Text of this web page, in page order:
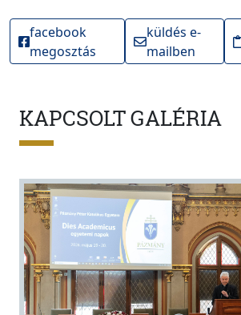
facebook
megosztás
küldés e-
mailben
KAPCSOLT GALÉRIA